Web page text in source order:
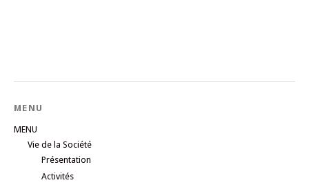
MENU
MENU
Vie de la Société
Présentation
Activités